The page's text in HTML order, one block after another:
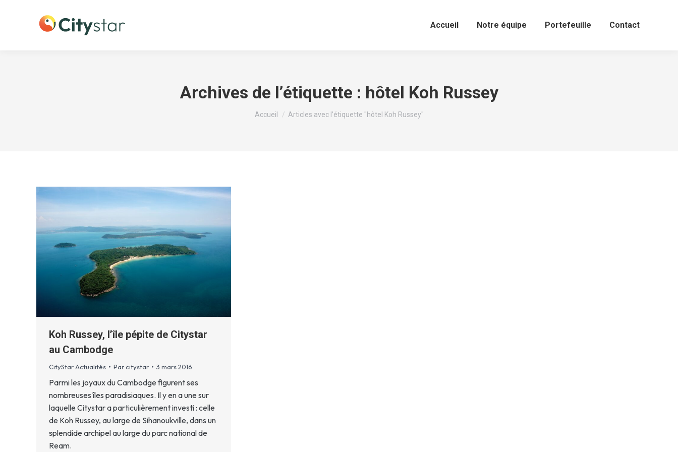
Accueil Notre équipe Portefeuille Contact
Archives de l’étiquette : hôtel Koh Russey
Vous êtes ici :
Accueil Articles avec l’étiquette "hôtel Koh Russey"
Koh Russey, l’île pépite de Citystar
au Cambodge
CityStar Actualités Par citystar 3 mars 2016
Parmi les joyaux du Cambodge figurent ses
nombreuses îles paradisiaques. Il y en a une sur
laquelle Citystar a particulièrement investi : celle
de Koh Russey, au large de Sihanoukville, dans un
splendide archipel au large du parc national de
Ream.